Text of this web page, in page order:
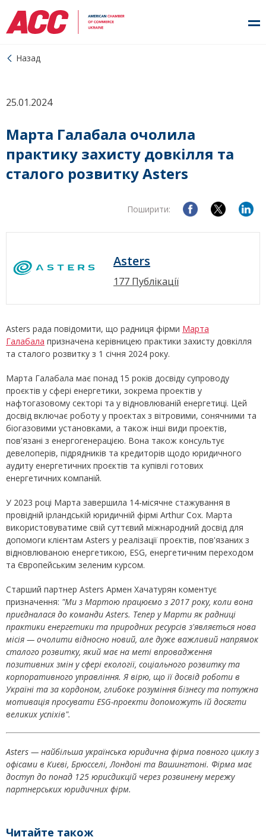
Назад
25.01.2024
Марта Галабала очолила
практику захисту довкілля та
сталого розвитку Asters
Поширити:
Asters
177 Публікації
Asters рада повідомити, що радниця фірми Марта
Галабала призначена керівницею практики захисту довкілля
та сталого розвитку з 1 січня 2024 року.
Марта Галабала має понад 15 років досвіду супроводу
проєктів у сфері енергетики, зокрема проектів у
нафтогазовому секторі та у відновлюваній енергетиці. Цей
досвід включає роботу у проєктах з вітровими, сонячними та
біогазовими установками, а також інші види проектів,
пов'язані з енергогенерацією. Вона також консультує
девелоперів, підрядників та кредиторів щодо юридичного
аудиту енергетичних проєктів та купівлі готових
енергетичних компаній.
У 2023 році Марта завершила 14-місячне стажування в
провідній ірландській юридичній фірмі Arthur Cox. Марта
використовуватиме свій суттєвий міжнародний досвід для
допомоги клієнтам Asters у реалізації проєктів, пов'язаних з
відновлюваною енергетикою, ESG, енергетичним переходом
та Європейським зеленим курсом.
Старший партнер Asters Армен Хачатурян коментує
призначення: "Ми з Мартою працюємо з 2017 року, коли вона
приєдналася до командиAsters. Тепер у Марти як радниці
практики енергетики та природних ресурсів з'являється нова
місія — очолити відносно новий, але дуже важливий напрямок
сталого розвитку, який має на меті впровадження
позитивних змін у сфері екології, соціального розвитку та
корпоративного управління. Я вірю, що її досвід роботи в
Україні та за кордоном, глибоке розуміння бізнесу та потужна
мотивація просувати ESG-проекти допоможуть їй досягти
великих успіхів".
Asters — найбільша українська юридична фірма повного циклу з
офісами в Києві, Брюсселі, Лондоні та Вашингтоні. Фірма має
доступ до понад 125 юрисдикцій через розвинену мережу
партнерських юридичних фірм.
Читайте також